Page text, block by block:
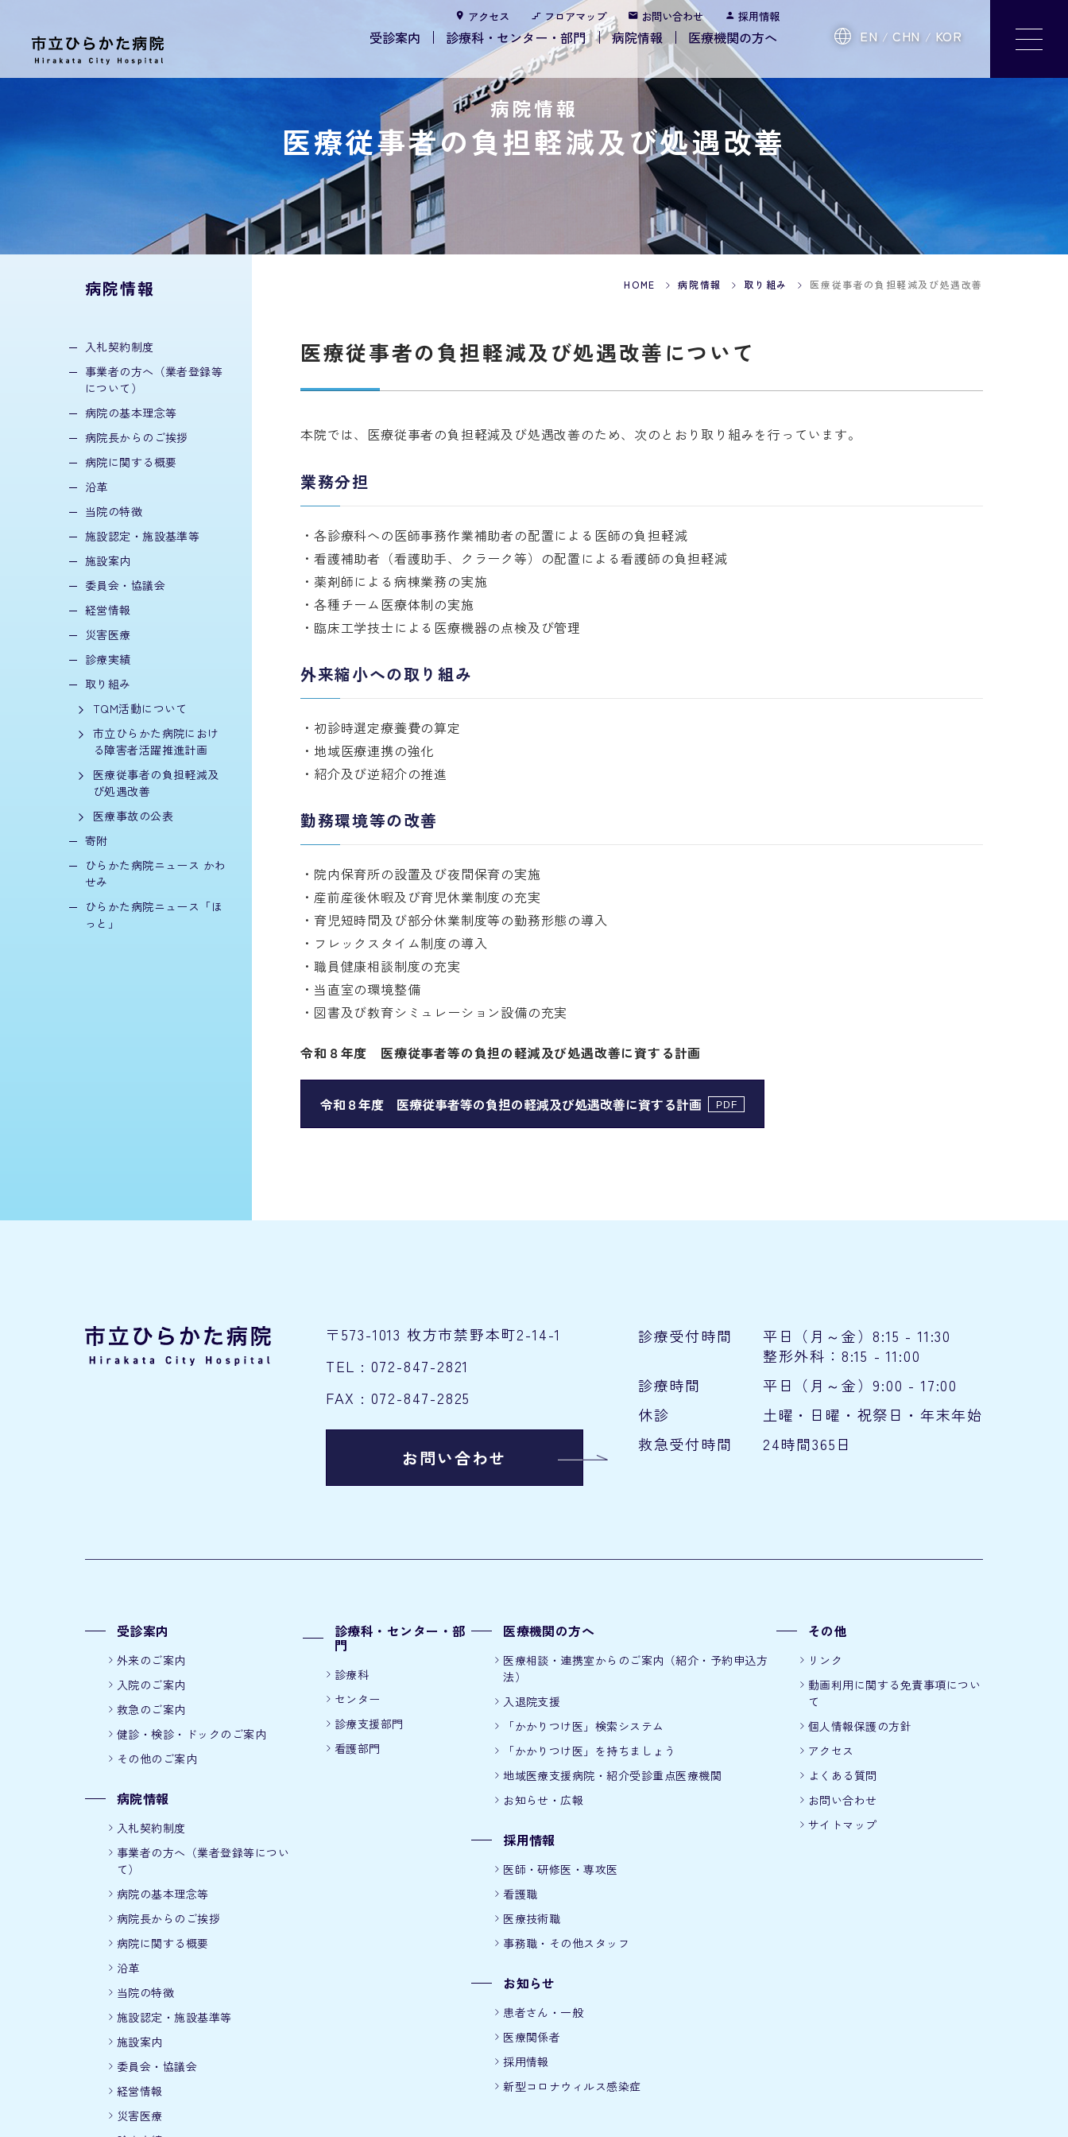
アクセス フロアマップ お問い合わせ 採用情報
受診案内 診療科・センター・部門 病院情報 医療機関の方へ EN CHN KOR
病院情報
医療従事者の負担軽減及び処遇改善
病院情報
入札契約制度
事業者の方へ（業者登録等
について）
病院の基本理念等
病院長からのご挨拶
病院に関する概要
沿革
当院の特徴
施設認定・施設基準等
施設案内
委員会・協議会
経営情報
災害医療
診療実績
取り組み
TQM活動について
市立ひらかた病院におけ
る障害者活躍推進計画
医療従事者の負担軽減及
び処遇改善
医療事故の公表
寄附
ひらかた病院ニュース かわ
せみ
ひらかた病院ニュース「ほ
っと」
HOME 病院情報 取り組み 医療従事者の負担軽減及び処遇改善
医療従事者の負担軽減及び処遇改善について
本院では、医療従事者の負担軽減及び処遇改善のため、次のとおり取り組みを行っています。
業務分担
各診療科への医師事務作業補助者の配置による医師の負担軽減
看護補助者（看護助手、クラーク等）の配置による看護師の負担軽減
薬剤師による病棟業務の実施
各種チーム医療体制の実施
臨床工学技士による医療機器の点検及び管理
外来縮小への取り組み
初診時選定療養費の算定
地域医療連携の強化
紹介及び逆紹介の推進
勤務環境等の改善
院内保育所の設置及び夜間保育の実施
産前産後休暇及び育児休業制度の充実
育児短時間及び部分休業制度等の勤務形態の導入
フレックスタイム制度の導入
職員健康相談制度の充実
当直室の環境整備
図書及び教育シミュレーション設備の充実
令和８年度 医療従事者等の負担の軽減及び処遇改善に資する計画
令和８年度 医療従事者等の負担の軽減及び処遇改善に資する計画
〒573-1013 枚方市禁野本町2-14-1
TEL : 072-847-2821
FAX : 072-847-2825
お問い合わせ
診療受付時間
平日（月～金）8:15 - 11:30
整形外科：8:15 - 11:00
診療時間
平日（月～金）9:00 - 17:00
休診
土曜・日曜・祝祭日・年末年始
救急受付時間
24時間365日
受診案内
外来のご案内
入院のご案内
救急のご案内
健診・検診・ドックのご案内
その他のご案内
病院情報
入札契約制度
事業者の方へ（業者登録等につい
て）
病院の基本理念等
病院長からのご挨拶
病院に関する概要
沿革
当院の特徴
施設認定・施設基準等
施設案内
委員会・協議会
経営情報
災害医療
診療科・センター・部
門
診療科
センター
診療支援部門
看護部門
医療機関の方へ
医療相談・連携室からのご案内（紹介・予約申込方
法）
入退院支援
「かかりつけ医」検索システム
「かかりつけ医」を持ちましょう
地域医療支援病院・紹介受診重点医療機関
お知らせ・広報
採用情報
医師・研修医・専攻医
看護職
医療技術職
事務職・その他スタッフ
お知らせ
患者さん・一般
医療関係者
採用情報
新型コロナウィルス感染症
その他
リンク
動画利用に関する免責事項につい
て
個人情報保護の方針
アクセス
よくある質問
お問い合わせ
サイトマップ